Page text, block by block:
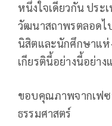
หนึ่งใจเดียวกัน ประ
วัฒนาสถาพรตลอดไ
นิสิตและนักศึกษาแห่
เกียรตินี้อย่างนี้อย่าง
ขอบคุณภาพจากเฟ
ธรรมศาสตร์